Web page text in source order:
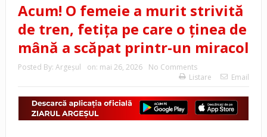
Acum! O femeie a murit strivită
de tren, fetița pe care o ținea de
mână a scăpat printr-un miracol
Posted By: Argeşul on: mai 26, 2026
No Comments
Listare
Email